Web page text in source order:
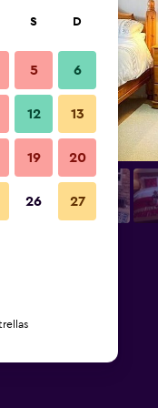
S D
5 6
12 13
19 20
26 27